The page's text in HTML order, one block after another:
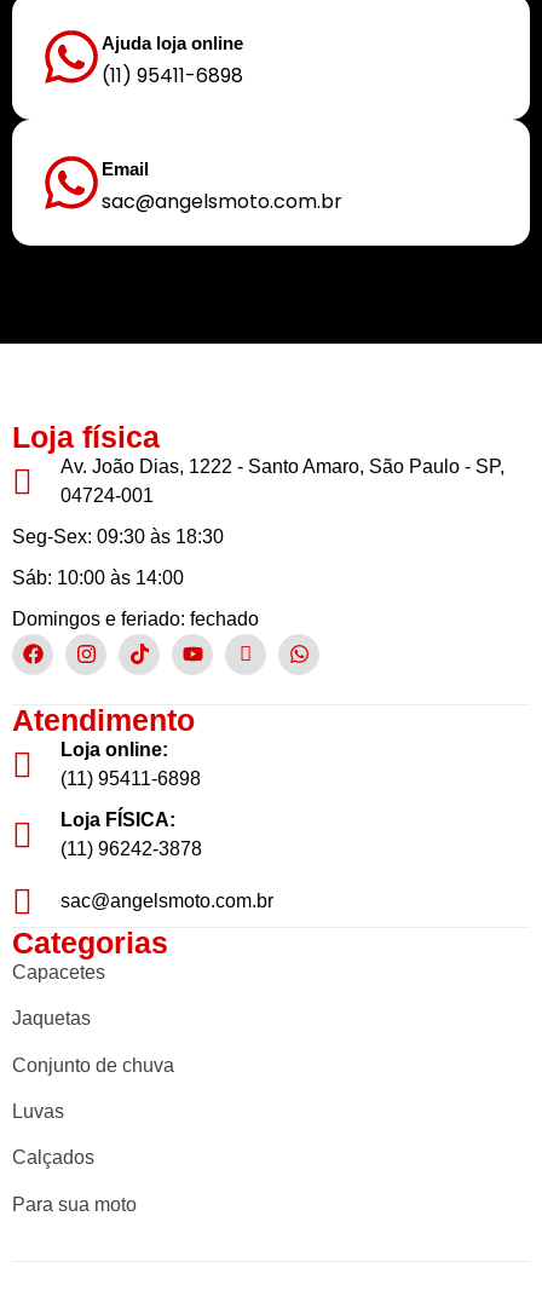
Ajuda loja online
(11) 95411-6898
Email
sac@angelsmoto.com.br
Loja física
Av. João Dias, 1222 - Santo Amaro, São Paulo - SP,
04724-001
Seg-Sex: 09:30 às 18:30
Sáb: 10:00 às 14:00
Domingos e feriado: fechado
Atendimento
Loja online:
(11) 95411-6898
Loja FÍSICA:
(11) 96242-3878
sac@angelsmoto.com.br
Categorias
Capacetes
Jaquetas
Conjunto de chuva
Luvas
Calçados
Para sua moto